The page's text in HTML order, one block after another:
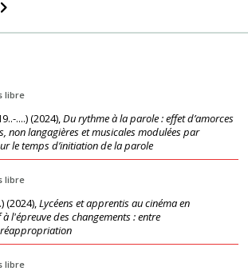
libre
....)(2024),Du rythme à la parole : effet d’amorces
non langagières et musicales modulées par
le temps d’initiation de la parole
libre
(2024),Lycéens et apprentis au cinéma en
l'épreuve des changements : entre
libre